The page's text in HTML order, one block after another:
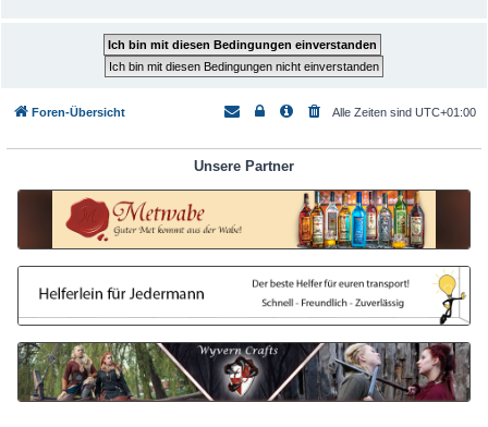
Foren-Übersicht Alle Zeiten sind UTC+01:00
Unsere Partner